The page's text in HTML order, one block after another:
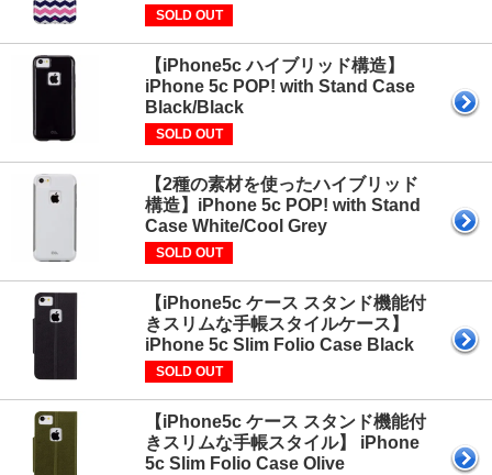
SOLD OUT
【iPhone5c ハイブリッド構造】
iPhone 5c POP! with Stand Case
Black/Black
SOLD OUT
【2種の素材を使ったハイブリッド
構造】iPhone 5c POP! with Stand
Case White/Cool Grey
SOLD OUT
【iPhone5c ケース スタンド機能付
きスリムな手帳スタイルケース】
iPhone 5c Slim Folio Case Black
SOLD OUT
【iPhone5c ケース スタンド機能付
きスリムな手帳スタイル】 iPhone
5c Slim Folio Case Olive